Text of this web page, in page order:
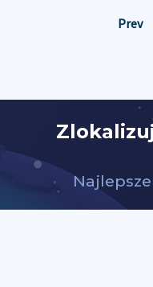
Prev